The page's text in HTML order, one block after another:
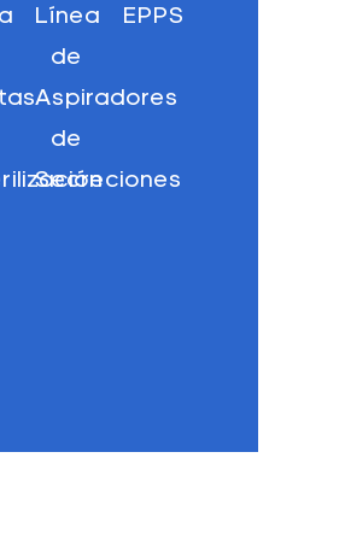
Línea
de
Aspiradores
de
Secreciones
EPPS